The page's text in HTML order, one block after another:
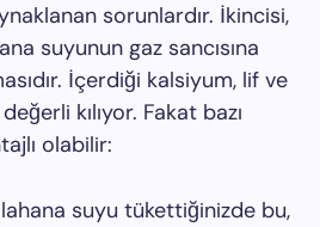
sorunlardır. İkincisi,
suyunun gaz sancısına
İçerdiği kalsiyum, lif ve
kılıyor. Fakat bazı
olabilir:
suyu tükettiğinizde bu,